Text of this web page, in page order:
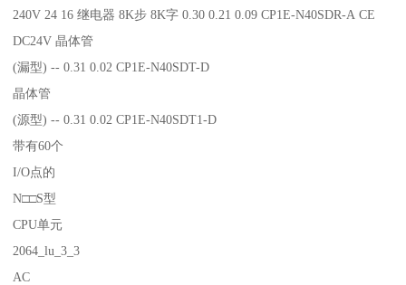
240V 24 16 继电器 8K步 8K字 0.30 0.21 0.09 CP1E-N40SDR-A CE
DC24V 晶体管
(漏型) -- 0.31 0.02 CP1E-N40SDT-D
晶体管
(源型) -- 0.31 0.02 CP1E-N40SDT1-D
带有60个
I/O点的
N□□S型
CPU单元
2064_lu_3_3
AC